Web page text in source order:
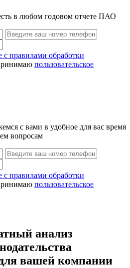
в любом годовом отчете ПАО
с правилами обработки
пользовательское
с вами в удобное для вас время
вопросам
с правилами обработки
пользовательское
анализ
вашей компании